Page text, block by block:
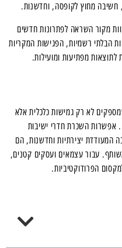
חשיבה מחוץ לקופסה, וחדשנות.
מקור השראה לפתרונות חדשים
הבלתי רשמיות, הפגישות המקריות
לתוצאות מפתיעות ומועילות.
לא רק גמישות כלכלית אלא
אפשרות השכרת חדרי ישיבות
המעודדת יצירתיות וחדשנות, הם
עבור עצמאים ועסקים קטנים,
הפרודוקטיביות.